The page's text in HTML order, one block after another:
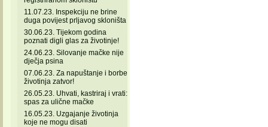
11.07.23. Inspekciju ne brine
duga povijest prljavog skloništa
30.06.23. Tijekom godina
poznati digli glas za životinje!
24.06.23. Silovanje mačke nije
dječja psina
07.06.23. Za napuštanje i borbe
životinja zatvor!
26.05.23. Uhvati, kastriraj i vrati:
spas za ulične mačke
16.05.23. Uzgajanje životinja
koje ne mogu disati